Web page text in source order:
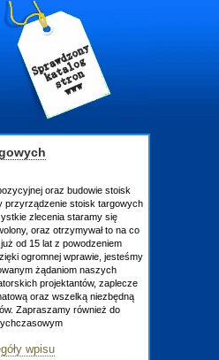
oraz budowie stoisk
przyrządzenie stoisk targowych
zlecenia staramy się
oraz otrzymywał to na co
od 15 lat z powodzeniem
ogromnej wprawie, jesteśmy
żądaniom naszych
projektantów, zaplecze
oraz wszelką niezbędną
Zapraszamy również do
wpisu